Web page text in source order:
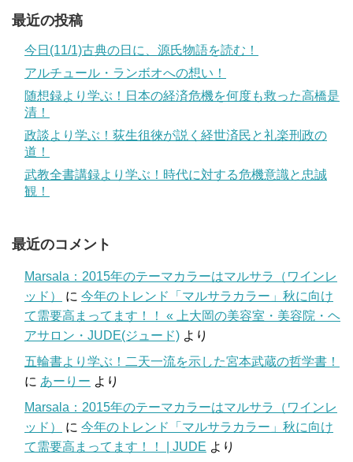
最近の投稿
今日(11/1)古典の日に、源氏物語を読む！
アルチュール・ランボオへの想い！
随想録より学ぶ！日本の経済危機を何度も救った高橋是
清！
政談より学ぶ！荻生徂徠が説く経世済民と礼楽刑政の
道！
武教全書講録より学ぶ！時代に対する危機意識と忠誠
観！
最近のコメント
Marsala：2015年のテーマカラーはマルサラ（ワインレ
ッド）
に 今年のトレンド「マルサラカラー」秋に向け
て需要高まってます！！ « 上大岡の美容室・美容院・ヘ
アサロン・JUDE(ジュード) より
五輪書より学ぶ！二天一流を示した宮本武蔵の哲学書！
に あーりー より
Marsala：2015年のテーマカラーはマルサラ（ワインレ
ッド）
に 今年のトレンド「マルサラカラー」秋に向け
て需要高まってます！！ | JUDE より